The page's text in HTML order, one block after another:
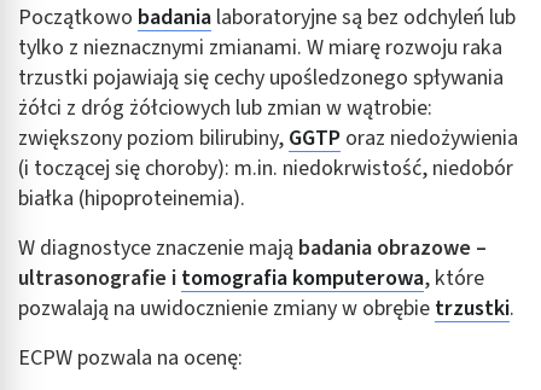
Początkowo badania laboratoryjne są bez odchyleń lub
tylko z nieznacznymi zmianami. W miarę rozwoju raka
trzustki pojawiają się cechy upośledzonego spływania
żółci z dróg żółciowych lub zmian w wątrobie:
zwiększony poziom bilirubiny, GGTP oraz niedożywienia
(i toczącej się choroby): m.in. niedokrwistość, niedobór
białka (hipoproteinemia).
W diagnostyce znaczenie mają badania obrazowe –
ultrasonografie i tomografia komputerowa, które
pozwalają na uwidocznienie zmiany w obrębie trzustki.
ECPW pozwala na ocenę: